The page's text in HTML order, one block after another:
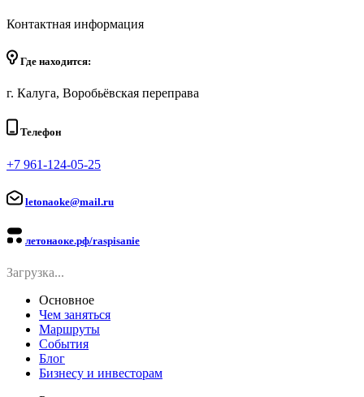
Контактная информация
Где находится:
г. Калуга, Воробьёвская переправа
Телефон
+7 961-124-05-25
letonaoke@mail.ru
летонаоке.рф/raspisanie
Загрузка...
Основное
Чем заняться
Маршруты
События
Блог
Бизнесу и инвесторам